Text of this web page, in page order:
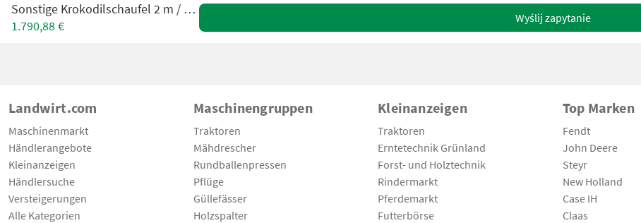
Sonstige Krokodilschaufel 2 m / Manure grab
1.790,88 €
Wyślij zapytanie
Landwirt.com
Maschinenmarkt
Händlerangebote
Kleinanzeigen
Händlersuche
Versteigerungen
Alle Kategorien
Maschinengruppen
Traktoren
Mähdrescher
Rundballenpressen
Pflüge
Güllefässer
Holzspalter
Kleinanzeigen
Traktoren
Erntetechnik Grünland
Forst- und Holztechnik
Rindermarkt
Pferdemarkt
Futterbörse
Top Marken
Fendt
John Deere
Steyr
New Holland
Case IH
Claas